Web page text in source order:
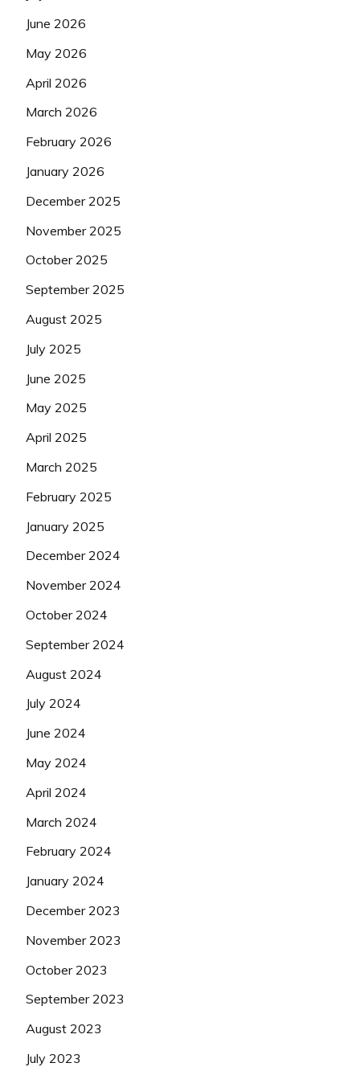
June 2026
May 2026
April 2026
March 2026
February 2026
January 2026
December 2025
November 2025
October 2025
September 2025
August 2025
July 2025
June 2025
May 2025
April 2025
March 2025
February 2025
January 2025
December 2024
November 2024
October 2024
September 2024
August 2024
July 2024
June 2024
May 2024
April 2024
March 2024
February 2024
January 2024
December 2023
November 2023
October 2023
September 2023
August 2023
July 2023